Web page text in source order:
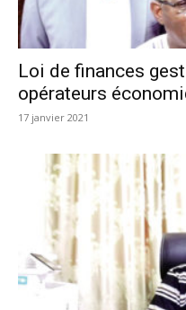
Loi de finances
opérateurs
17 janvier 2021